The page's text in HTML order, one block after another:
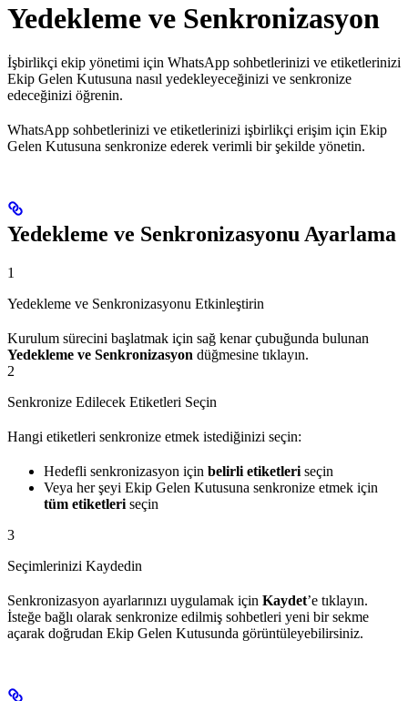
Yedekleme ve Senkronizasyon
İşbirlikçi ekip yönetimi için WhatsApp sohbetlerinizi ve etiketlerinizi
Ekip Gelen Kutusuna nasıl yedekleyeceğinizi ve senkronize
edeceğinizi öğrenin.
WhatsApp sohbetlerinizi ve etiketlerinizi işbirlikçi erişim için Ekip
Gelen Kutusuna senkronize ederek verimli bir şekilde yönetin.
Yedekleme ve Senkronizasyonu Ayarlama
1
Yedekleme ve Senkronizasyonu Etkinleştirin
Kurulum sürecini başlatmak için sağ kenar çubuğunda bulunan
Yedekleme ve Senkronizasyon düğmesine tıklayın.
2
Senkronize Edilecek Etiketleri Seçin
Hangi etiketleri senkronize etmek istediğinizi seçin:
Hedefli senkronizasyon için belirli etiketleri seçin
Veya her şeyi Ekip Gelen Kutusuna senkronize etmek için
tüm etiketleri seçin
3
Seçimlerinizi Kaydedin
Senkronizasyon ayarlarınızı uygulamak için Kaydet’e tıklayın.
İsteğe bağlı olarak senkronize edilmiş sohbetleri yeni bir sekme
açarak doğrudan Ekip Gelen Kutusunda görüntüleyebilirsiniz.